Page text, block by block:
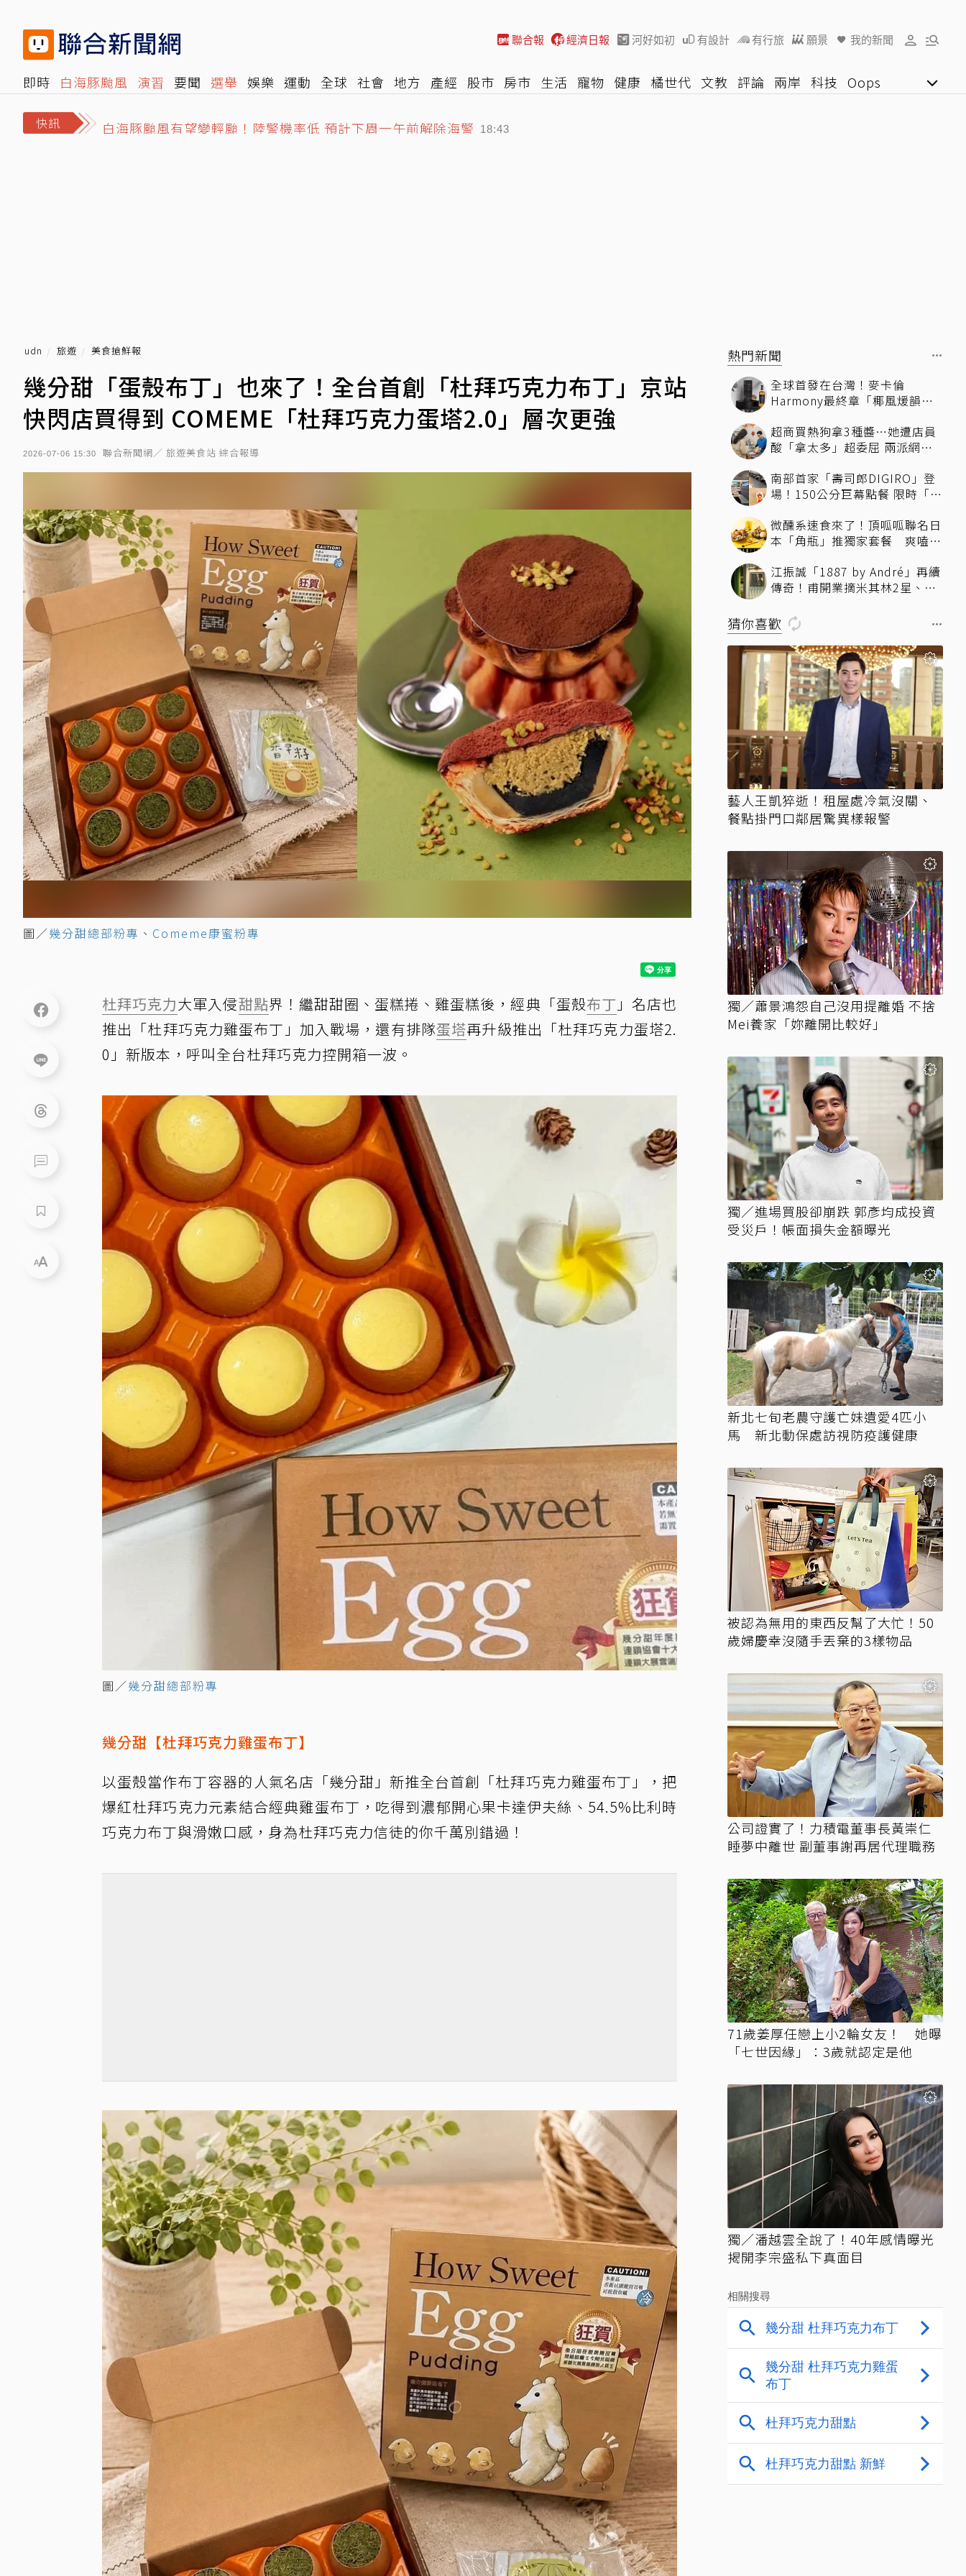
聯合報 經濟日報 河好如初 有設計 有行旅 願景 我的新聞
即時 白海豚颱風 演習 要聞 選舉 娛樂 運動 全球 社會 地方 產經 股市 房市 生活 寵物 健康 橘世代 文教 評論 兩岸 科技 Oops
快訊 白海豚颱風有望變輕颱！陸警機率低 預計下周一午前解除海警 18:43
udn 旅遊 美食搶鮮報
幾分甜「蛋殼布丁」也來了！全台首創「杜拜巧克力布丁」京站
快閃店買得到 COMEME「杜拜巧克力蛋塔2.0」層次更強
2026-07-06 15:30 聯合新聞網／ 旅遊美食站 綜合報導
圖／幾分甜總部粉專 、 Comeme康蜜粉專
杜拜巧克力大軍入侵甜點界！繼甜甜圈、蛋糕捲、雞蛋糕後，經典「蛋殼布丁 」名店也
推出「杜拜巧克力雞蛋布丁」加入戰場，還有排隊蛋塔再升級推出「杜拜巧克力蛋塔2.
0」新版本，呼叫全台杜拜巧克力控開箱一波。
圖／幾分甜總部粉專
幾分甜【杜拜巧克力雞蛋布丁】
以蛋殼當作布丁容器的人氣名店「幾分甜」新推全台首創「杜拜巧克力雞蛋布丁」，把
爆紅杜拜巧克力元素結合經典雞蛋布丁，吃得到濃郁開心果卡達伊夫絲、54.5%比利時
巧克力布丁與滑嫩口感，身為杜拜巧克力信徒的你千萬別錯過！
熱門新聞
全球首發在台灣！麥卡倫
Harmony最終章「椰風煖韻」
超商買熱狗拿3種醬…她遭店員
酸「拿太多」超委屈 兩派網友
南部首家「壽司郎DIGIRO」登
場！150公分巨幕點餐 限時「生
微醺系速食來了！頂呱呱聯名日
本「角瓶」推獨家套餐 爽嗑
江振誠「1887 by André」再續
傳奇！甫開業摘米其林2星、年
猜你喜歡
藝人王凱猝逝！租屋處冷氣沒關、
餐點掛門口鄰居驚異樣報警
獨／蕭景鴻怨自己沒用提離婚 不捨
Mei養家「妳離開比較好」
獨／進場買股卻崩跌 郭彥均成投資
受災戶！帳面損失金額曝光
新北七旬老農守護亡妹遺愛4匹小
馬 新北動保處訪視防疫護健康
被認為無用的東西反幫了大忙！50
歲婦慶幸沒隨手丟棄的3樣物品
公司證實了！力積電董事長黃崇仁
睡夢中離世 副董事謝再居代理職務
71歲姜厚任戀上小2輪女友！ 她曝
「七世因緣」：3歲就認定是他
獨／潘越雲全說了！40年感情曝光
揭開李宗盛私下真面目